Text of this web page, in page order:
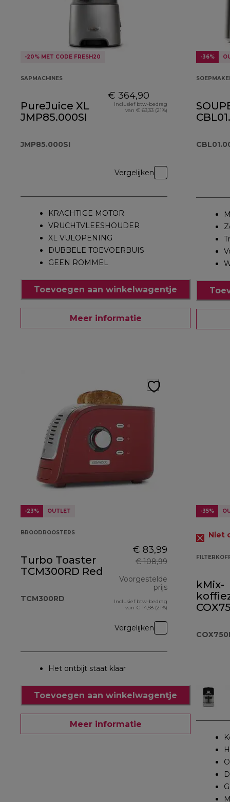
-20% MET CODE FRESH20
SAPMACHINES
PureJuice XL
JMP85.000SI
JMP85.000SI
€ 364,90
Inclusief btw-bedrag
van € 63,33 (21%)
Vergelijken
KRACHTIGE MOTOR
VRUCHTVLEESHOUDER
XL VULOPENING
DUBBELE TOEVOERBUIS
GEEN ROMMEL
Toevoegen aan winkelwagentje
Meer informatie
-36%
-23% OUTLET
BROODROOSTERS
Turbo Toaster
TCM300RD Red
TCM300RD
€ 83,99
€ 108,99
Voorgestelde
prijs
originele prijs
Inclusief btw-bedrag
van € 14,58 (21%)
Vergelijken
Het ontbijt staat klaar
Toevoegen aan winkelwagentje
Meer informatie
-35%
Niet
kMix-